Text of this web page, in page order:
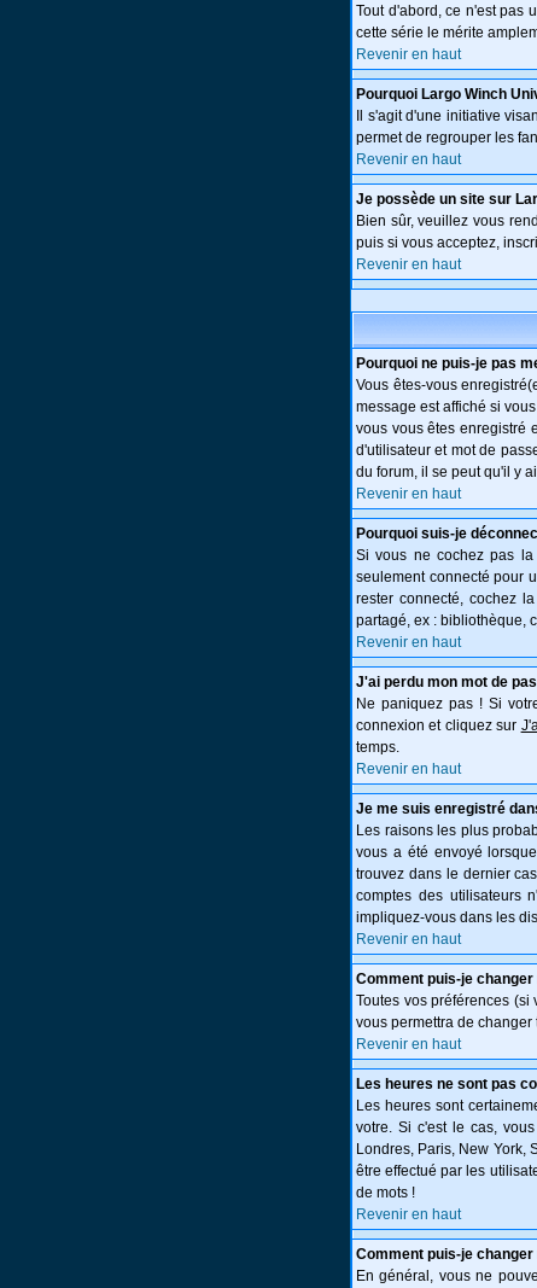
Tout d'abord, ce n'est pas
cette série le mérite
Revenir en haut
Pourquoi Largo Winch
Il s'agit d'une initiative
permet de regrouper les
Revenir en haut
Je possède un site sur
Bien sûr, veuillez vous
puis si vous acceptez,
Revenir en haut
Pourquoi ne puis-je pas
Vous êtes-vous
message est affiché si
vous vous êtes enregistré
d'utilisateur et mot de
du forum, il se peut qu'il y
Revenir en haut
Pourquoi suis-je
Si vous ne cochez pas
seulement connecté pour
rester connecté, cochez
partagé, ex : bibliothèque,
Revenir en haut
J'ai perdu mon mot de
Ne paniquez pas ! Si
connexion et cliquez sur
temps.
Revenir en haut
Je me suis enregistré
Les raisons les plus
vous a été envoyé
trouvez dans le dernier
comptes des utilisateurs
impliquez-vous dans les
Revenir en haut
Comment puis-je
Toutes vos préférences
vous permettra de
Revenir en haut
Les heures ne sont pas
Les heures sont
votre. Si c'est le cas,
Londres, Paris, New York,
être effectué par les
de mots !
Revenir en haut
Comment puis-je changer
En général, vous ne